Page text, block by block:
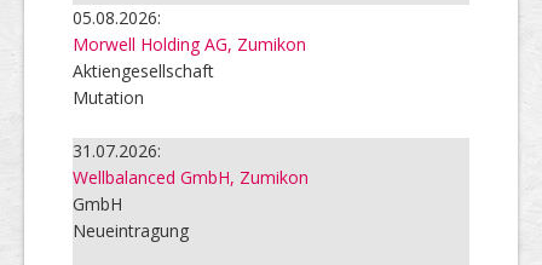
05.08.2026:
Morwell Holding AG, Zumikon
Aktiengesellschaft
Mutation
31.07.2026:
Wellbalanced GmbH, Zumikon
GmbH
Neueintragung